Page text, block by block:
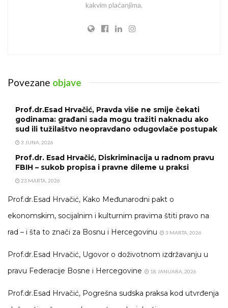
kakvim plaćanjima.
Povezane objave
Prof.dr.Esad Hrvačić, Pravda više ne smije čekati
godinama: građani sada mogu tražiti naknadu ako
sud ili tužilaštvo neopravdano odugovlače postupak
3 JUNA, 2026
Prof.dr. Esad Hrvačić, Diskriminacija u radnom pravu
FBIH – sukob propisa i pravne dileme u praksi
23 MARTA, 2026
Prof.dr.Esad Hrvačić, Kako Međunarodni pakt o
ekonomskim, socijalnim i kulturnim pravima štiti pravo na
rad – i šta to znači za Bosnu i Hercegovinu
3 MARTA, 2026
Prof.dr.Esad Hrvačić, Ugovor o doživotnom izdržavanju u
pravu Federacije Bosne i Hercegovine
18 JANUARA, 2026
Prof.dr.Esad Hrvačić, Pogrešna sudska praksa kod utvrđenja